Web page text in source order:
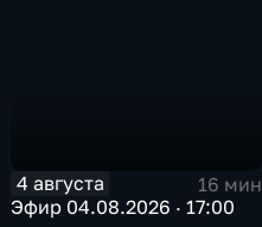
4 августа
16 мин
Эфир 04.08.2026 · 17:00